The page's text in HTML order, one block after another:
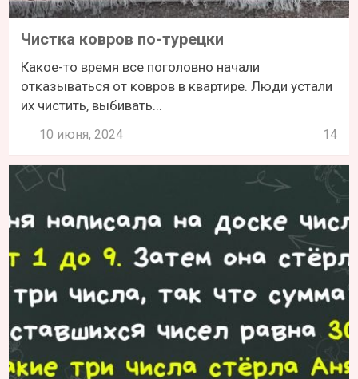
Чистка ковров по-турецки
Какое-то время все поголовно начали
отказываться от ковров в квартире. Люди устали
их чистить, выбивать...
10 июня, 2024 14